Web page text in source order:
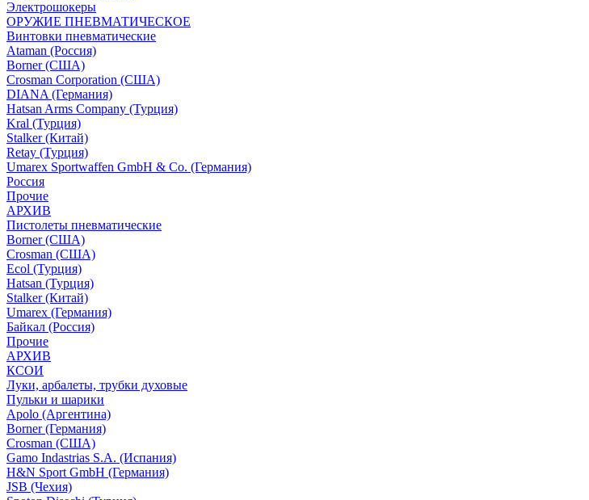
Электрошокеры
ОРУЖИЕ ПНЕВМАТИЧЕСКОЕ
Винтовки пневматические
Ataman (Россия)
Borner (США)
Crosman Corporation (США)
DIANA (Германия)
Hatsan Arms Company (Турция)
Kral (Турция)
Stalker (Китай)
Retay (Турция)
Umarex Sportwaffen GmbH & Co. (Германия)
Россия
Прочие
АРХИВ
Пистолеты пневматические
Borner (США)
Crosman (США)
Ecol (Турция)
Hatsan (Турция)
Stalker (Китай)
Umarex (Германия)
Байкал (Россия)
Прочие
АРХИВ
КСОИ
Луки, арбалеты, трубки духовые
Пульки и шарики
Apolo (Аргентина)
Borner (Германия)
Crosman (США)
Gamo Indastrias S.A. (Испания)
H&N Sport GmbH (Германия)
JSB (Чехия)